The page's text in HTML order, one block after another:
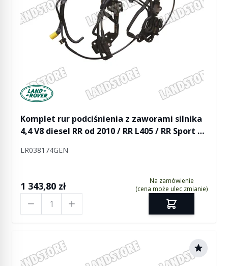
Manufactured by Land rover
Komplet rur podciśnienia z zaworami silnika
4,4 V8 diesel RR od 2010 / RR L405 / RR Sport od
LR038174GEN
1 343,80 zł
Na zamówienie
(cena może ulec zmianie)